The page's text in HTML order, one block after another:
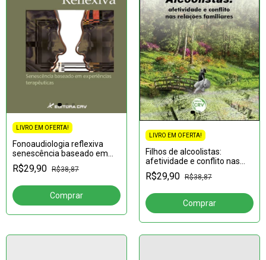
LIVRO EM OFERTA!
Fonoaudiologia reflexiva
senescência baseado em
experiências terapêuticas
R$29,90 R$38,87
LIVRO EM OFERTA!
Filhos de alcoolistas:
afetividade e conflito nas
relações familiares
R$29,90 R$38,87